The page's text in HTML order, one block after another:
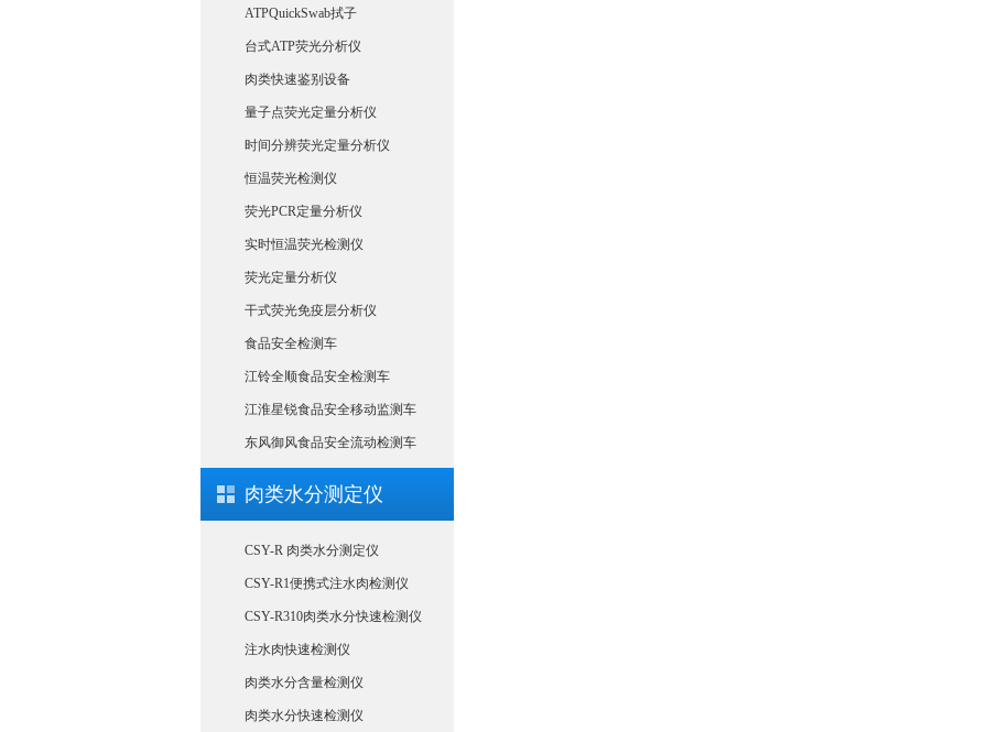
ATPQuickSwab拭子
台式ATP荧光分析仪
肉类快速鉴别设备
量子点荧光定量分析仪
时间分辨荧光定量分析仪
恒温荧光检测仪
荧光PCR定量分析仪
实时恒温荧光检测仪
荧光定量分析仪
干式荧光免疫层分析仪
食品安全检测车
江铃全顺食品安全检测车
江淮星锐食品安全移动监测车
东风御风食品安全流动检测车
肉类水分测定仪
CSY-R 肉类水分测定仪
CSY-R1便携式注水肉检测仪
CSY-R310肉类水分快速检测仪
注水肉快速检测仪
肉类水分含量检测仪
肉类水分快速检测仪